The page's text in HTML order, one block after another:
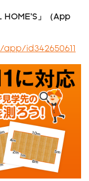
HOME’S」（App
id342650611